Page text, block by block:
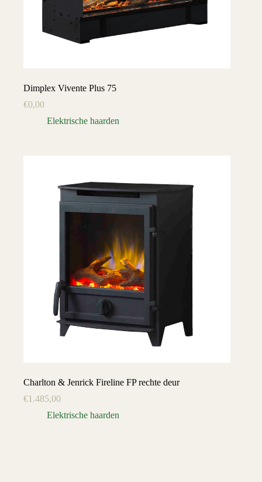
Dimplex Vivente Plus 75
€0,00
Elektrische haarden
Charlton & Jenrick Fireline FP rechte deur
€1.485,00
Elektrische haarden